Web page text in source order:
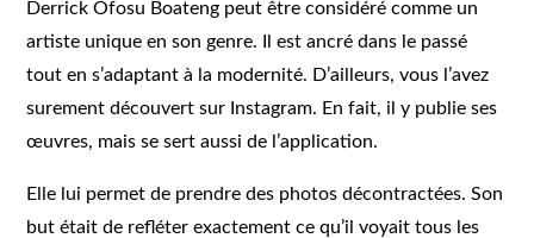
Derrick Ofosu Boateng peut être considéré comme un
artiste unique en son genre. Il est ancré dans le passé
tout en s’adaptant à la modernité. D’ailleurs, vous l’avez
surement découvert sur Instagram. En fait, il y publie ses
œuvres, mais se sert aussi de l’application.
Elle lui permet de prendre des photos décontractées. Son
but était de refléter exactement ce qu’il voyait tous les